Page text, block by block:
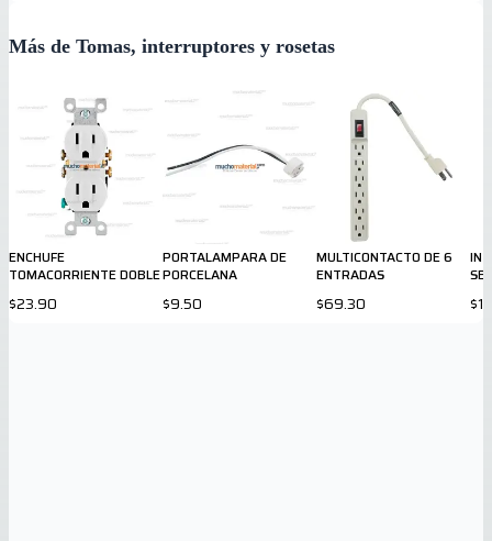
Más de Tomas, interruptores y rosetas
ENCHUFE
TOMACORRIENTE DOBLE
$23.90
PORTALAMPARA DE
PORCELANA
$9.50
MULTICONTACTO DE 6
ENTRADAS
$69.30